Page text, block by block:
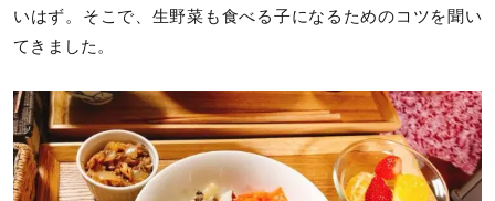
いはず。そこで、生野菜も食べる子になるためのコツを聞い
てきました。